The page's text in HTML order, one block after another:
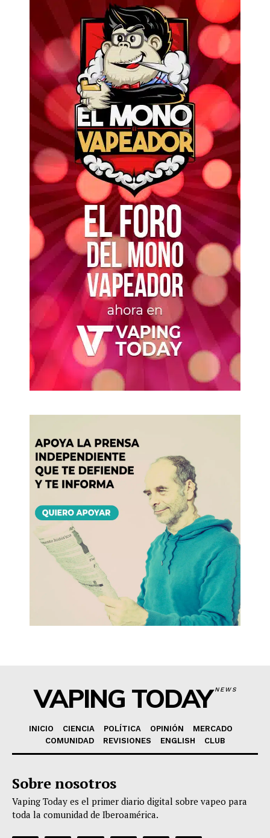
VAPING TODAYNEWS
INICIO CIENCIA POLÍTICA OPINIÓN
MERCADO
COMUNIDAD
REVISIONES ENGLISH CLUB
Sobre nosotros
Vaping Today es el primer diario digital sobre vapeo para
toda la comunidad de Iberoamérica.